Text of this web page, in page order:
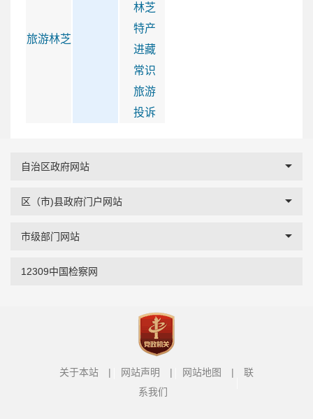
旅游林芝
林芝
特产
进藏
常识
旅游
投诉
自治区政府网站
区（市)县政府门户网站
市级部门网站
12309中国检察网
关于本站 | 网站声明 | 网站地图 |
联
系我们